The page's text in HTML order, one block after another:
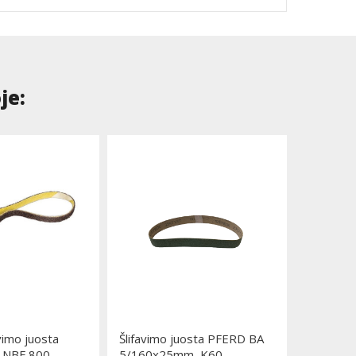
juosta
Šlifavimo juosta PFERD BA